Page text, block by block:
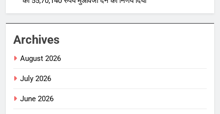
Archives
August 2026
July 2026
June 2026